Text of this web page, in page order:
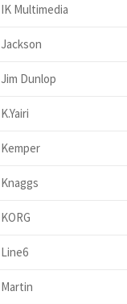
IK Multimedia
Jackson
Jim Dunlop
K.Yairi
Kemper
Knaggs
KORG
Line6
Martin